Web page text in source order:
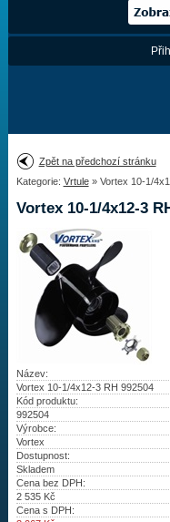
Provedení:
Výrobce:
Drážky na hřídeli:
Najít vrtuli
Vrtule
Kontakty
Aktuality
Zpět na předchozí stránku
Kategorie: Vrtule» Vortex 10-1/
Vortex 10-1/4x12-3
Název:
Vortex 10-1/4x12-3 RH 992504
Kód produktu:
992504
Výrobce:
Vortex
Dostupnost:
Skladem
Cena bez DPH:
2 535Kč
Cena s DPH: